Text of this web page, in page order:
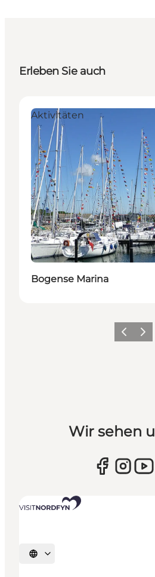
Erleben Sie auch
Aktivitäten
Bogense Marina
Vorherige
Wir sehen
Sprache auswählen